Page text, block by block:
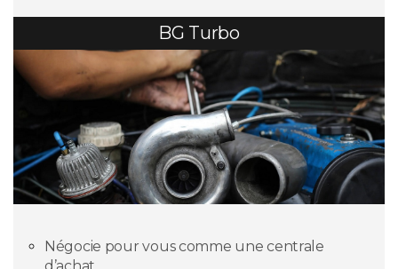
BG Turbo
Négocie pour vous comme une centrale